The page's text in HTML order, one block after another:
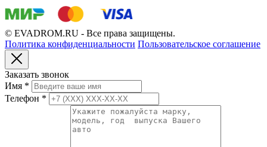
© EVADROM.RU - Все права защищены.
Политика конфиденциальности Пользовательское соглашение
Заказать звонок
Имя *
Телефон *